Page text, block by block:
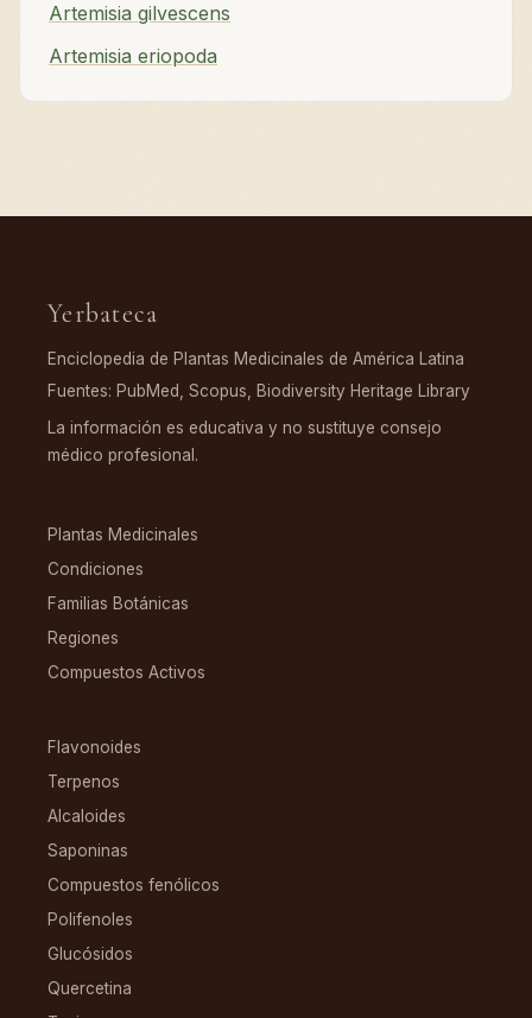
Artemisia gilvescens
Artemisia eriopoda
Yerbateca
Enciclopedia de Plantas Medicinales de América Latina
Fuentes: PubMed, Scopus, Biodiversity Heritage Library
La información es educativa y no sustituye consejo
médico profesional.
Plantas Medicinales
Condiciones
Familias Botánicas
Regiones
Compuestos Activos
Flavonoides
Terpenos
Alcaloides
Saponinas
Compuestos fenólicos
Polifenoles
Glucósidos
Quercetina